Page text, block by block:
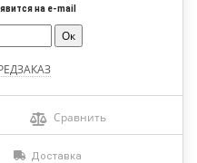
на e-mail
Сравнить
Доставка